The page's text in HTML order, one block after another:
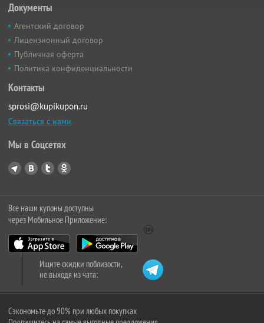
Документы
Агентский договор
Лицензионный договор
Публичная оферта
Политика конфиденциальности
Контакты
sprosi@kupikupon.ru
Связаться с нами
Мы в Соцсетях
Все наши купоны доступны
через Мобильное Приложение:
Ищите скидки поблизости,
не выходя из чата:
Сэкономьте до 90% при любых покупках